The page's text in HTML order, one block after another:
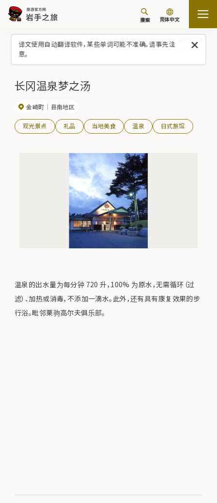
译文使用自动翻译软件，某些单词可能不准确。请事先注
意。
搜索 简体中文
长冈温泉梦之汤
金崎町 县南地区
观光景点 礼品 当地美食 温泉 日式旅馆
温泉的出水量为每分钟 720 升，100% 为原水，无需循环（过
滤）、加热或消毒，不添加一滴水。此外，还有具有康复效果的步
行浴。毗邻栗驹高尔夫俱乐部。